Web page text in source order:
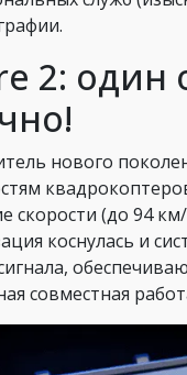
2:
нового
скорости (до 94
коснулась и
совместная